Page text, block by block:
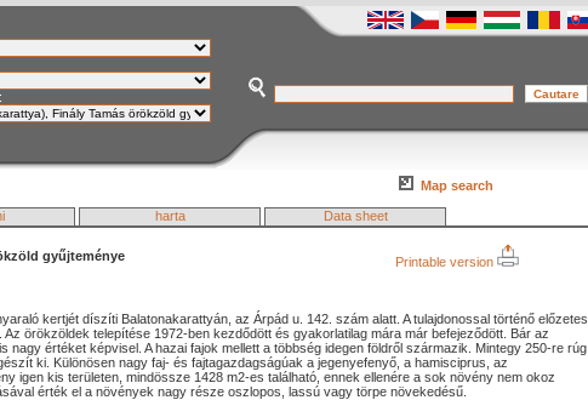
Map search
harta Data sheet
gyűjteménye Printable version
kertjét díszíti Balatonakarattyán, az Árpád u. 142. szám alatt. A tulajdonossal történő előzetes
örökzöldek telepítése 1972-ben kezdődött és gyakorlatilag mára már befejeződött. Bár az
nagy értéket képvisel. A hazai fajok mellett a többség idegen földről származik. Mintegy 250-re rúg
ki. Különösen nagy faj- és fajtagazdagságúak a jegenyefenyő, a hamisciprus, az
igen kis területen, mindössze 1428 m2-es található, ennek ellenére a sok növény nem okoz
érték el a növények nagy része oszlopos, lassú vagy törpe növekedésű.